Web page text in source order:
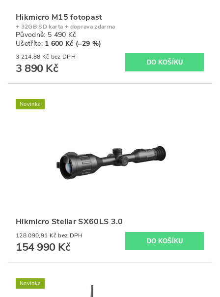
Hikmicro M15 fotopast
+ 32GB SD karta + doprava zdarma
Původně: 5 490 Kč
Ušetříte: 1 600 Kč (–29 %)
3 214,88 Kč bez DPH
3 890 Kč
Novinka
Hikmicro Stellar SX60LS 3.0
128 090,91 Kč bez DPH
154 990 Kč
Novinka